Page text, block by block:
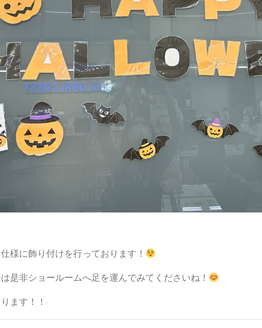
様に飾り付けを行っております！
是非ショールームへ足を運んでみてくださいね！
ます！！